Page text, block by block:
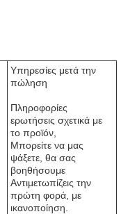
Υπηρεσίες μετά την
πώληση
Πληροφορίες
ερωτήσεις σχετικά με
το προϊόν,
Μπορείτε να μας
ψάξετε, θα σας
βοηθήσουμε
Αντιμετωπίζεις την
πρώτη φορά, με
ικανοποίηση.